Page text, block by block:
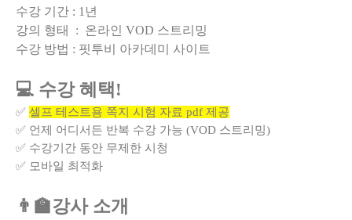
수강 기간 : 1년
강의 형태 : 온라인 VOD 스트리밍
수강 방법 : 핏투비 아카데미 사이트
💻 수강 혜택!
✅ 셀프 테스트용 쪽지 시험 자료 pdf 제공
✅ 언제 어디서든 반복 수강 가능 (VOD 스트리밍)
✅ 수강기간 동안 무제한 시청
✅ 모바일 최적화
👨‍🏫강사 소개